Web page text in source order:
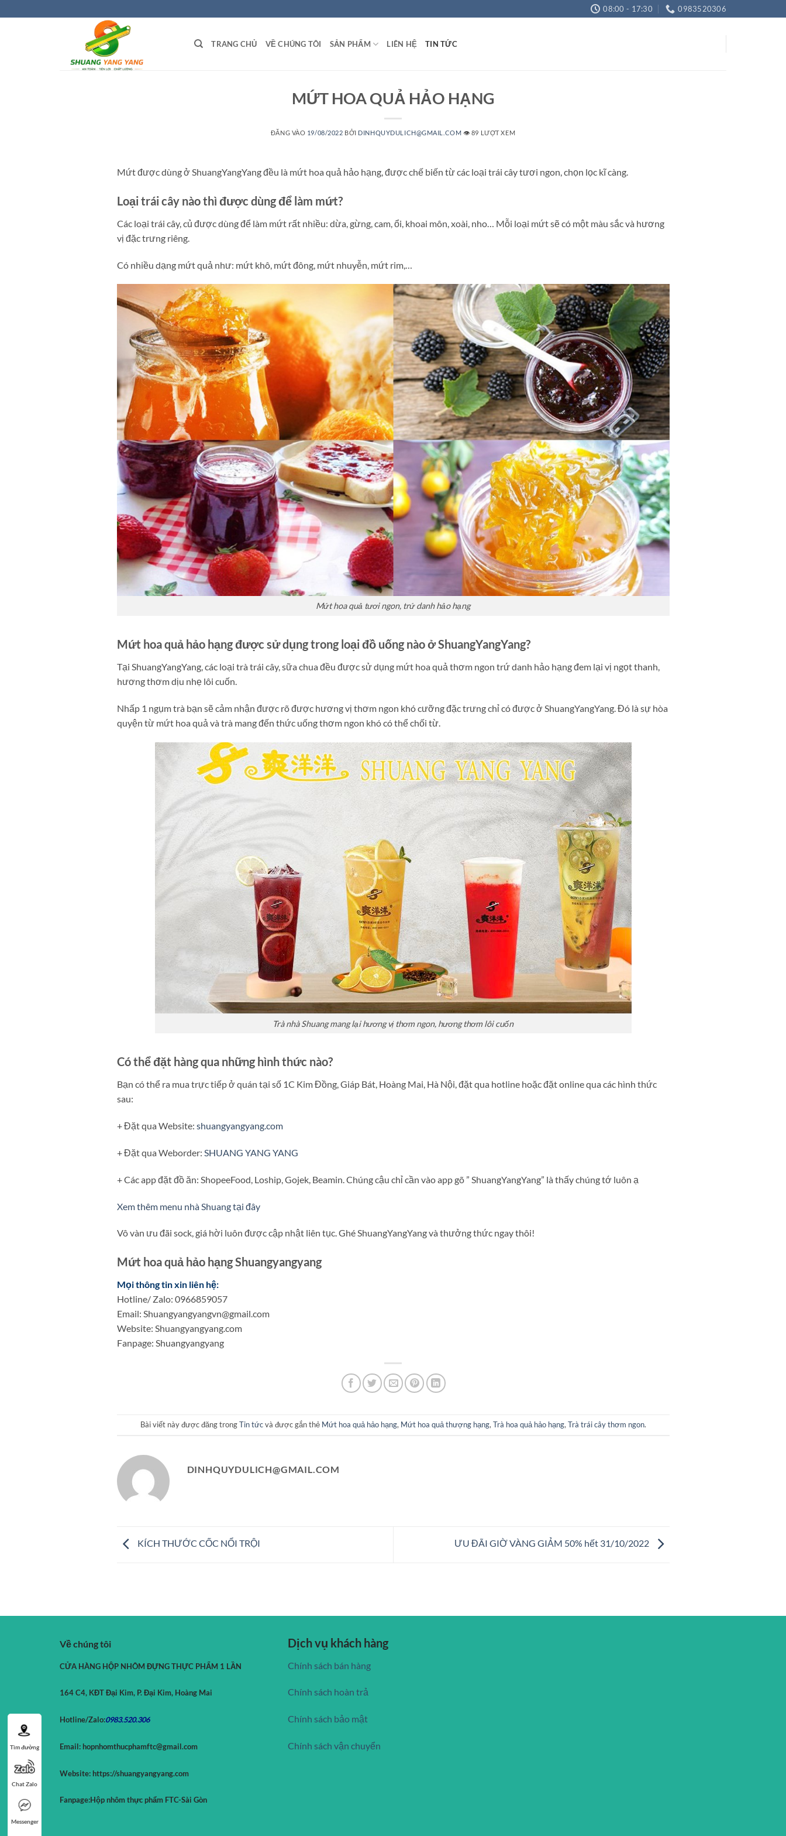
qua
08:00 - 17:30 0983520306
TRANG CHỦ VỀ CHÚNG TÔI SẢN PHẨM LIÊN HỆ TIN TỨC
MỨT HOA QUẢ HẢO HẠNG
ĐĂNG VÀO 19/08/2022 BỞI DINHQUYDULICH@GMAIL.COM 👁️ 89 LƯỢT XEM
Mứt được dùng ở ShuangYangYang đều là mứt hoa quả hảo hạng, được chế biến từ các loại trái cây tươi ngon, chọn lọc kĩ càng.
Loại trái cây nào thì được dùng để làm mứt?
Các loại trái cây, củ được dùng để làm mứt rất nhiều: dừa, gừng, cam, ổi, khoai môn, xoài, nho… Mỗi loại mứt sẽ có một màu sắc và hương
vị đặc trưng riêng.
Có nhiều dạng mứt quả như: mứt khô, mứt đông, mứt nhuyễn, mứt rim,…
Mứt hoa quả tươi ngon, trứ danh hảo hạng
Mứt hoa quả hảo hạng được sử dụng trong loại đồ uống nào ở ShuangYangYang?
Tại ShuangYangYang, các loại trà trái cây, sữa chua đều được sử dụng mứt hoa quả thơm ngon trứ danh hảo hạng đem lại vị ngọt thanh,
hương thơm dịu nhẹ lôi cuốn.
Nhấp 1 ngụm trà bạn sẽ cảm nhận được rõ được hương vị thơm ngon khó cưỡng đặc trưng chỉ có được ở ShuangYangYang. Đó là sự hòa
quyện từ mứt hoa quả và trà mang đến thức uống thơm ngon khó có thể chối từ.
Trà nhà Shuang mang lại hương vị thơm ngon, hương thơm lôi cuốn
Có thể đặt hàng qua những hình thức nào?
Bạn có thể ra mua trực tiếp ở quán tại số 1C Kim Đồng, Giáp Bát, Hoàng Mai, Hà Nội, đặt qua hotline hoặc đặt online qua các hình thức
sau:
+ Đặt qua Website: shuangyangyang.com
+ Đặt qua Weborder: SHUANG YANG YANG
+ Các app đặt đồ ăn: ShopeeFood, Loship, Gojek, Beamin. Chúng cậu chỉ cần vào app gõ ” ShuangYangYang” là thấy chúng tớ luôn ạ
Xem thêm menu nhà Shuang tại đây
Vô vàn ưu đãi sock, giá hời luôn được cập nhật liên tục. Ghé ShuangYangYang và thưởng thức ngay thôi!
Mứt hoa quả hảo hạng Shuangyangyang
Mọi thông tin xin liên hệ:
Hotline/ Zalo: 0966859057
Email: Shuangyangyangvn@gmail.com
Website: Shuangyangyang.com
Fanpage: Shuangyangyang
Bài viết này được đăng trongTin tứcvà được gắn thẻ Mứt hoa quả hảo hạng, Mứt hoa quả thượng hạng,Trà hoa quả hảo hạng,Trà trái cây thơm ngon.
DINHQUYDULICH@GMAIL.COM
KÍCH THƯỚC CỐC NỔI TRỘI ƯU ĐÃI GIỜ VÀNG GIẢM 50% hết 31/10/2022
Về chúng tôi
CỬA HÀNG HỘP NHÔM ĐỰNG THỰC PHẨM 1 LẦN
164 C4, KĐT Đại Kim, P. Đại Kim, Hoàng Mai
Hotline/Zalo:0983.520.306
Email: hopnhomthucphamftc@gmail.com
Website: https://shuangyangyang.com
Fanpage:Hộp nhôm thực phẩm FTC-Sài Gòn
Dịch vụ khách hàng
Chính sách bán hàng
Chính sách hoàn trả
Chính sách bảo mật
Chính sách vận chuyển
Tìm đường
Chat Zalo
Messenger